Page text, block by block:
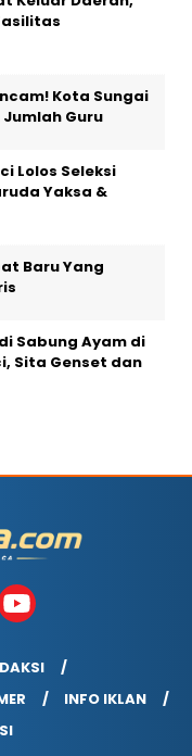
Kota Sungai
Guru
Lolos Seleksi
Yaksa &
Baru Yang
Sabung Ayam di
Sita Genset dan
INFO IKLAN